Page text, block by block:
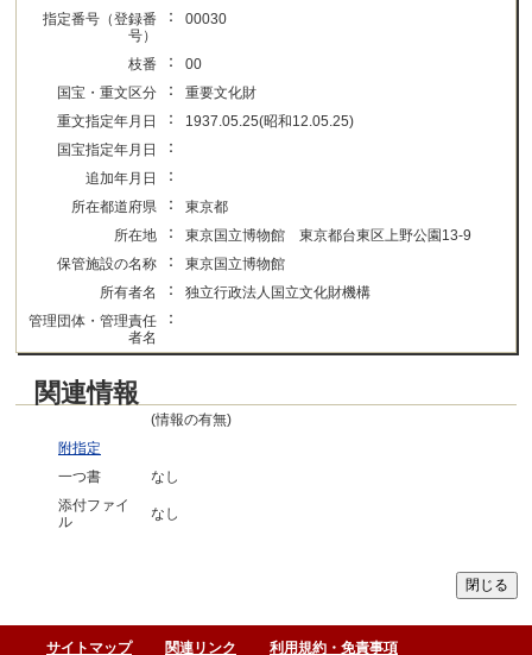
指定番号（登録番
号）
： 00030
枝番 ：
00
国宝・重文区分
：
重要文化財
重文指定年月日
：
1937.05.25(昭和12.05.25)
国宝指定年月日
：
追加年月日 ：
所在都道府県 ：
東京都
所在地
：
東京国立博物館 東京都台東区上野公園13-9
保管施設の名称
：
東京国立博物館
所有者名
：
独立行政法人国立文化財機構
管理団体・管理責任
者名
：
関連情報
(情報の有無)
附指定
一つ書
なし
添付ファイ
ル
なし
サイトマップ 関連リンク 利用規約・免責事項